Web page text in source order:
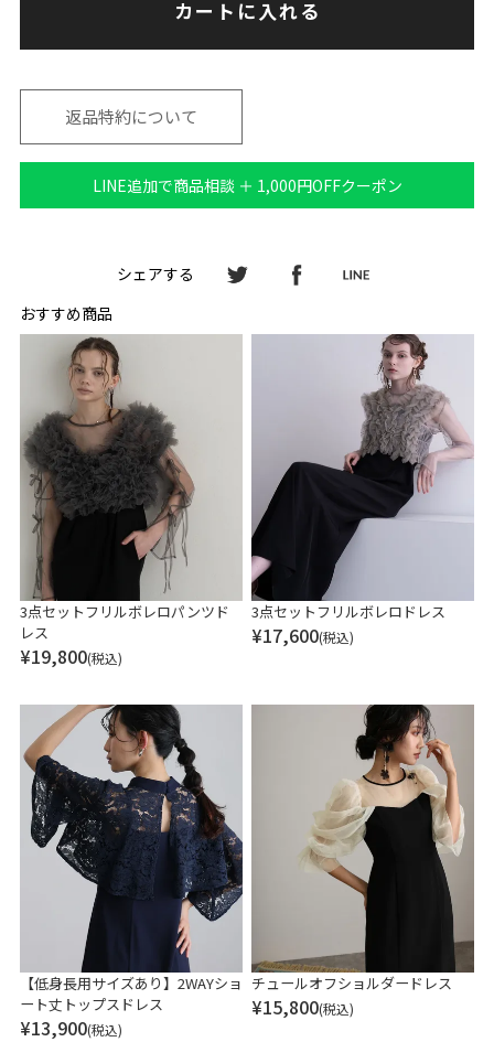
カートに入れる
返品特約について
LINE追加で商品相談 ＋ 1,000円OFFクーポン
シェアする
おすすめ商品
3点セットフリルボレロパンツド
レス
¥19,800(税込)
3点セットフリルボレロドレス
¥17,600(税込)
【低身長用サイズあり】2WAYショ
ート丈トップスドレス
¥13,900(税込)
チュールオフショルダードレス
¥15,800(税込)